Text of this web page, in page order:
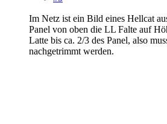
Im Netz ist ein Bild eines Hellcat
Panel von oben die LL Falte auf
Latte bis ca. 2/3 des Panel, also
nachgetrimmt werden.